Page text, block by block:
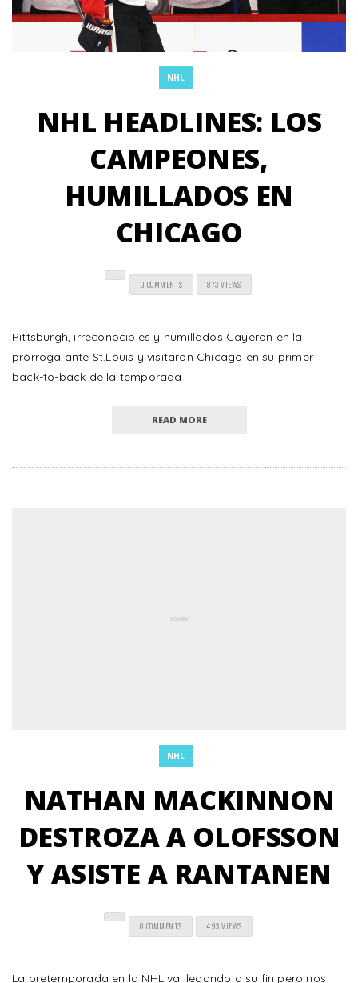
NHL
NHL HEADLINES: LOS
CAMPEONES,
HUMILLADOS EN
CHICAGO
0 COMMENTS 873 VIEWS
Pittsburgh, irreconocibles y humillados Cayeron en la
prórroga ante St.Louis y visitaron Chicago en su primer
back-to-back de la temporada
READ MORE
NHL
NATHAN MACKINNON
DESTROZA A OLOFSSON
Y ASISTE A RANTANEN
0 COMMENTS 493 VIEWS
La pretemporada en la NHL va llegando a su fin pero nos